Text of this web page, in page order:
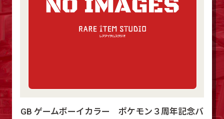
GB ゲームボーイカラー ポケモン３周年記念バ